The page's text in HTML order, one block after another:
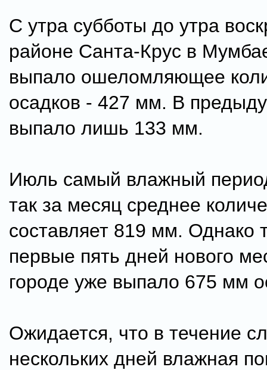
С утра субботы до утра
районе Санта-Крус в
выпало ошеломляющее
осадков - 427 мм. В
выпало лишь 133 мм.
Июль самый влажный
так за месяц среднее
составляет 819 мм. Однако
первые пять дней нового
городе уже выпало 675 мм
Ожидается, что в течение
нескольких дней влажная